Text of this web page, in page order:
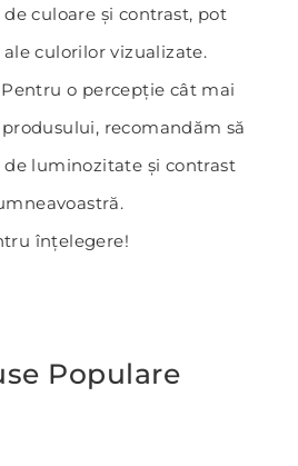
culoare și contrast, pot
culorilor vizualizate.
Pentru o percepție cât mai
recomandăm să
luminozitate și contrast
înțelegere!
Populare